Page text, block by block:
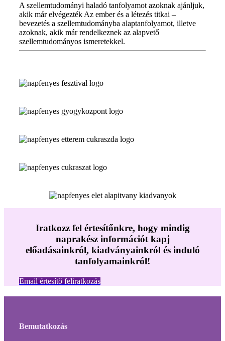
A szellemtudományi haladó tanfolyamot azoknak ajánljuk,
akik már elvégezték Az ember és a létezés titkai –
bevezetés a szellemtudományba alaptanfolyamot, illetve
azoknak, akik már rendelkeznek az alapvető
szellemtudományos ismeretekkel.
Iratkozz fel értesítőnkre, hogy mindig
naprakész információt kapj
előadásainkról, kiadványainkról és induló
tanfolyamainkról!
Email értesítő feliratkozás
Bemutatkozás